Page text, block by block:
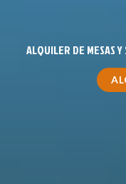
ALQUILER DE MESAS